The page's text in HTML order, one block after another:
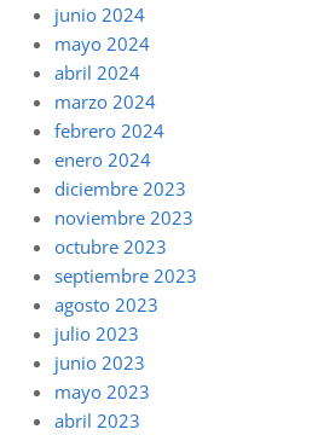
junio 2024
mayo 2024
abril 2024
marzo 2024
febrero 2024
enero 2024
diciembre 2023
noviembre 2023
octubre 2023
septiembre 2023
agosto 2023
julio 2023
junio 2023
mayo 2023
abril 2023